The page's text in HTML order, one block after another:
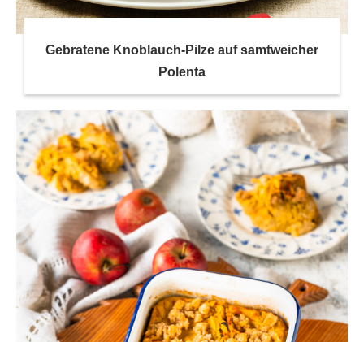
Gebratene Knoblauch-Pilze auf samtweicher
Polenta